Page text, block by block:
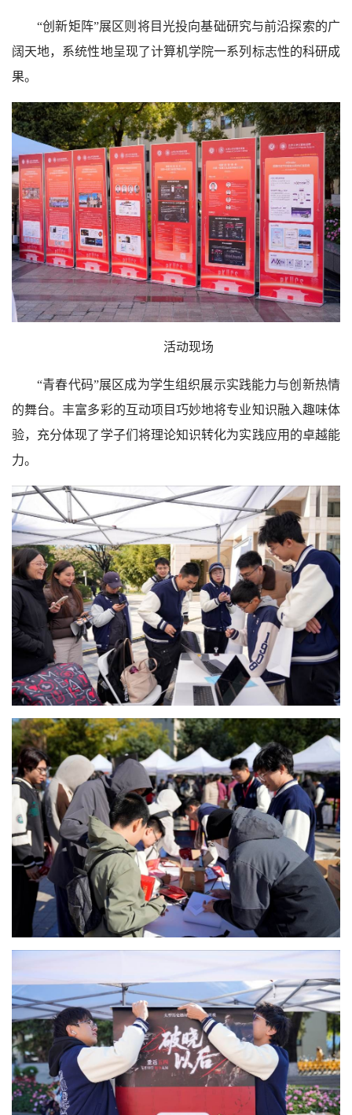
“创新矩阵”展区则将目光投向基础研究与前沿探索的广
阔天地，系统性地呈现了计算机学院一系列标志性的科研成
果。
活动现场
“青春代码”展区成为学生组织展示实践能力与创新热情
的舞台。丰富多彩的互动项目巧妙地将专业知识融入趣味体
验，充分体现了学子们将理论知识转化为实践应用的卓越能
力。